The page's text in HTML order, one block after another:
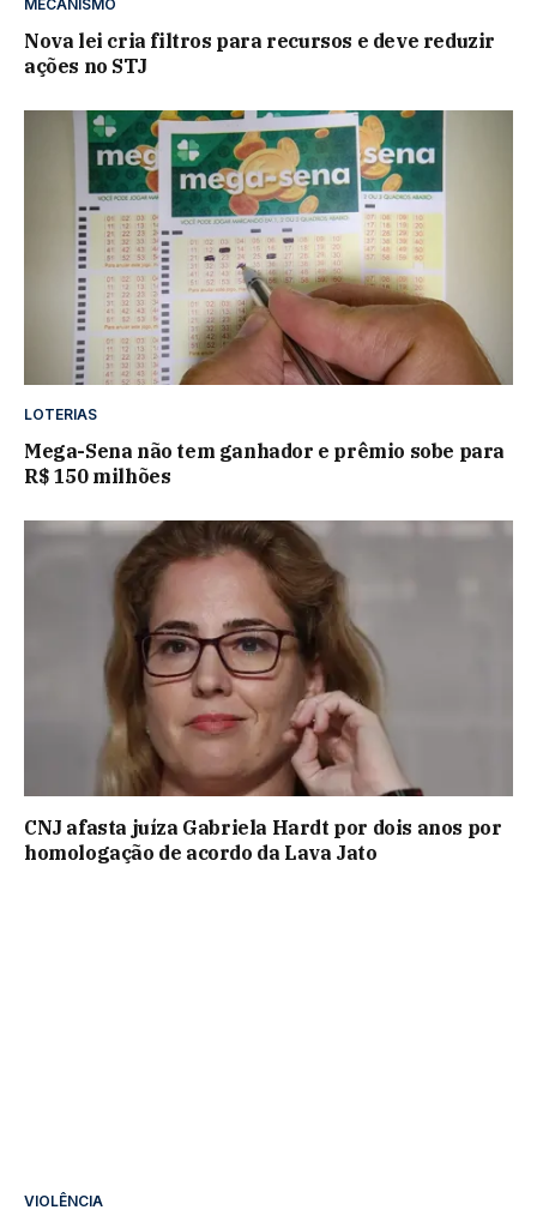
MECANISMO
Nova lei cria filtros para recursos e deve reduzir
ações no STJ
LOTERIAS
Mega-Sena não tem ganhador e prêmio sobe para
R$ 150 milhões
CNJ afasta juíza Gabriela Hardt por dois anos por
homologação de acordo da Lava Jato
VIOLÊNCIA